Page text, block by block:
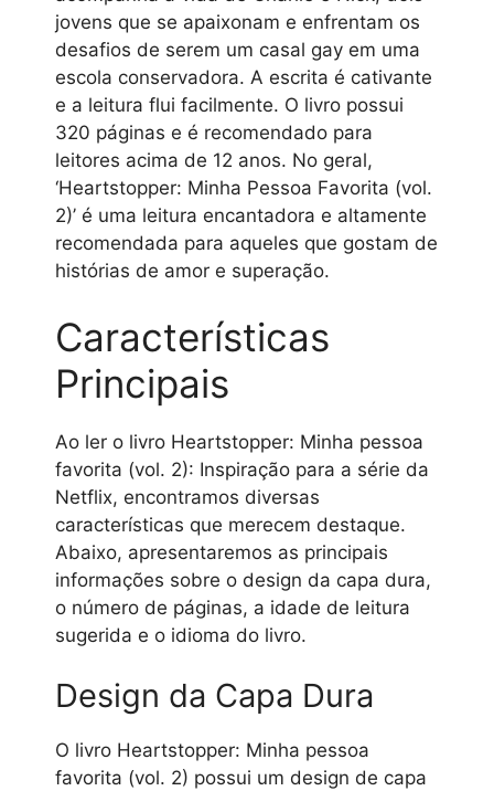
jovens que se apaixonam e enfrentam os
desafios de serem um casal gay em uma
escola conservadora. A escrita é cativante
e a leitura flui facilmente. O livro possui
320 páginas e é recomendado para
leitores acima de 12 anos. No geral,
‘Heartstopper: Minha Pessoa Favorita (vol.
2)’ é uma leitura encantadora e altamente
recomendada para aqueles que gostam de
histórias de amor e superação.
Características
Principais
Ao ler o livro Heartstopper: Minha pessoa
favorita (vol. 2): Inspiração para a série da
Netflix, encontramos diversas
características que merecem destaque.
Abaixo, apresentaremos as principais
informações sobre o design da capa dura,
o número de páginas, a idade de leitura
sugerida e o idioma do livro.
Design da Capa Dura
O livro Heartstopper: Minha pessoa
favorita (vol. 2) possui um design de capa